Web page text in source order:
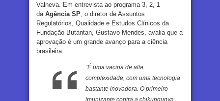
Valneva. Em entrevista ao programa 3, 2, 1
da Agência SP, o diretor de Assuntos
Regulatórios, Qualidade e Estudos Clínicos da
Fundação Butantan, Gustavo Mendes, avalia que a
aprovação é um grande avanço para a ciência
brasileira.
“É uma vacina de alta
complexidade, com uma tecnologia
bastante inovadora. O primeiro
imunizante contra a chikungunya